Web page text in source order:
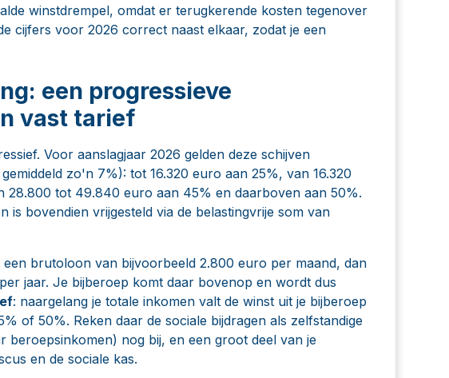
winstdrempel, omdat er terugkerende kosten tegenover
cijfers voor 2026 correct naast elkaar, zodat je een
een progressieve
vast tarief
Voor aanslagjaar 2026 gelden deze schijven
zo'n 7%): tot 16.320 euro aan 25%, van 16.320
28.800 tot 49.840 euro aan 45% en daarboven aan 50%.
is bovendien vrijgesteld via de belastingvrije som van
een brutoloon van bijvoorbeeld 2.800 euro per maand, dan
jaar. Je bijberoep komt daar bovenop en wordt dus
: naargelang je totale inkomen valt de winst uit je bijberoep
of 50%. Reken daar de sociale bijdragen als zelfstandige
beroepsinkomen) nog bij, en een groot deel van je
en de sociale kas.